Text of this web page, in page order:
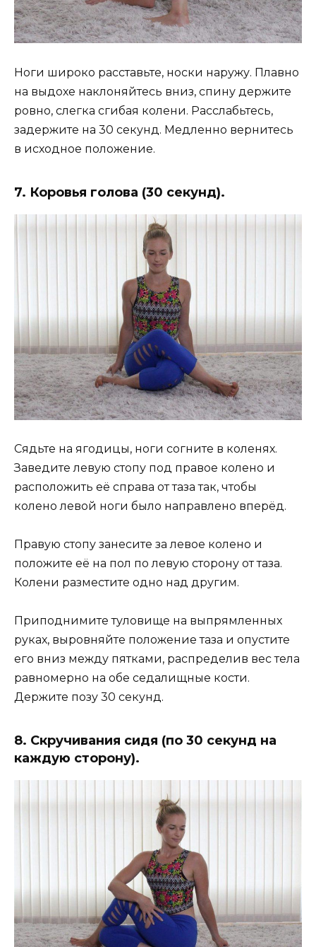
Ноги широко расставьте, носки наружу. Плавно
на выдохе наклоняйтесь вниз, спину держите
ровно, слегка сгибая колени. Расслабьтесь,
задержите на 30 секунд. Медленно вернитесь
в исходное положение.
7. Коровья голова (30 секунд).
Сядьте на ягодицы, ноги согните в коленях.
Заведите левую стопу под правое колено и
расположить её справа от таза так, чтобы
колено левой ноги было направлено вперёд.
Правую стопу занесите за левое колено и
положите её на пол по левую сторону от таза.
Колени разместите одно над другим.
Приподнимите туловище на выпрямленных
руках, выровняйте положение таза и опустите
его вниз между пятками, распределив вес тела
равномерно на обе седалищные кости.
Держите позу 30 секунд.
8. Скручивания сидя (по 30 секунд на
каждую сторону).